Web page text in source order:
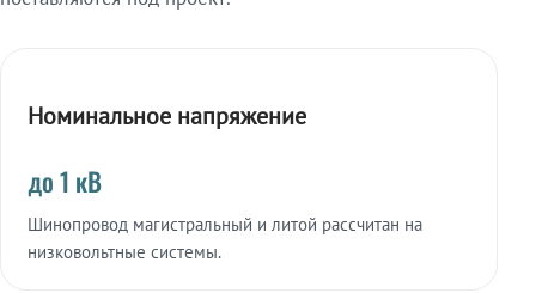
Номинальное напряжение
до 1 кВ
Шинопровод магистральный и литой рассчитан на
низковольтные системы.